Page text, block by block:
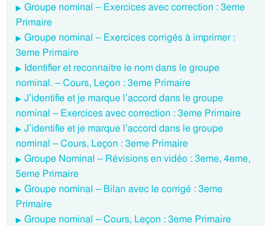
Groupe nominal – Exercices avec correction : 3eme
Primaire
Groupe nominal – Exercices corrigés à imprimer :
3eme Primaire
Identifier et reconnaitre le nom dans le groupe
nominal. – Cours, Leçon : 3eme Primaire
J’identifie et je marque l’accord dans le groupe
nominal – Exercices avec correction : 3eme Primaire
J’identifie et je marque l’accord dans le groupe
nominal – Cours, Leçon : 3eme Primaire
Groupe Nominal – Révisions en vidéo : 3eme, 4eme,
5eme Primaire
Groupe nominal – Bilan avec le corrigé : 3eme
Primaire
Groupe nominal – Cours, Leçon : 3eme Primaire